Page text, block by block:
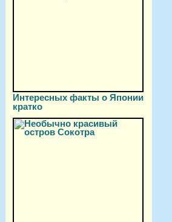
Интересных факты о Японии
кратко